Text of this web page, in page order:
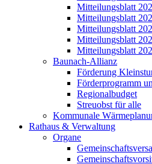
Mitteilungsblatt
Mitteilungsblatt
Mitteilungsblatt
Mitteilungsblatt
Mitteilungsblatt
Baunach-Allianz
Förderung
Förderprogramm
Regionalbudget
Streuobst für alle
Kommunale
Rathaus & Verwaltung
Organe